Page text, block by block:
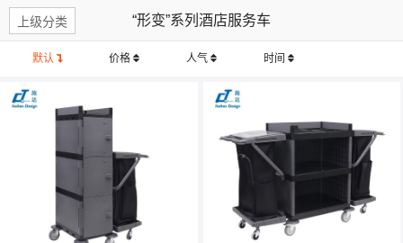
上级分类 “形变”系列酒店服务车
默认 价格 人气 时间